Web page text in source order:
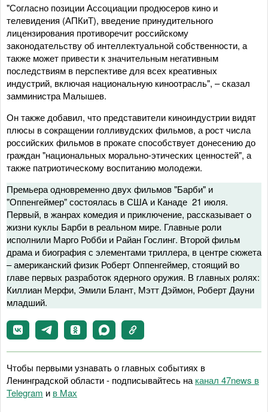
"Согласно позиции Ассоциации продюсеров кино и
телевидения (АПКиТ), введение принудительного
лицензирования противоречит российскому
законодательству об интеллектуальной собственности, а
также может привести к значительным негативным
последствиям в перспективе для всех креативных
индустрий, включая национальную киноотрасль", – сказал
замминистра Малышев.
Он также добавил, что представители киноиндустрии видят
плюсы в сокращении голливудских фильмов, а рост числа
российских фильмов в прокате способствует донесению до
граждан "национальных морально-этических ценностей", а
также патриотическому воспитанию молодежи.
Премьера одновременно двух фильмов "Барби" и
"Оппенгеймер" состоялась в США и Канаде 21 июля.
Первый, в жанрах комедия и приключение, рассказывает о
жизни куклы Барби в реальном мире. Главные роли
исполнили Марго Робби и Райан Гослинг. Второй фильм
драма и биография с элементами триллера, в центре сюжета
– американский физик Роберт Оппенгеймер, стоящий во
главе первых разработок ядерного оружия. В главных ролях:
Киллиан Мерфи, Эмили Блант, Мэтт Дэймон, Роберт Дауни
младший.
Чтобы первыми узнавать о главных событиях в
Ленинградской области - подписывайтесь на канал 47news в
Telegram и в Maх